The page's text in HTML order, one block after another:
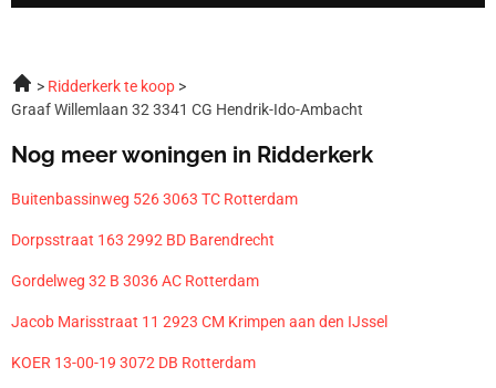
Ridderkerk te koop
Graaf Willemlaan 32 3341 CG Hendrik-Ido-Ambacht
Nog meer woningen in Ridderkerk
Buitenbassinweg 526 3063 TC Rotterdam
Dorpsstraat 163 2992 BD Barendrecht
Gordelweg 32 B 3036 AC Rotterdam
Jacob Marisstraat 11 2923 CM Krimpen aan den IJssel
KOER 13-00-19 3072 DB Rotterdam